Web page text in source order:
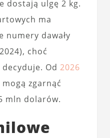
dostają ulgę 2 kg.
ma
numery dawały
choć
Od 2026
zgarnąć
mln dolarów.